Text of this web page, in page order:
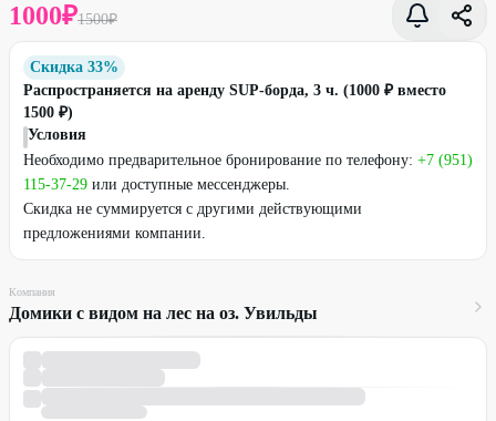
1000₽1500₽
Скидка 33%
Распространяется на аренду SUP-борда, 3 ч. (1000 ₽ вместо
1500 ₽)
Условия
Необходимо предварительное бронирование по телефону: +7 (951)
115-37-29 или доступные мессенджеры.
Скидка не суммируется с другими действующими
предложениями компании.
Компания
Домики с видом на лес на оз. Увильды